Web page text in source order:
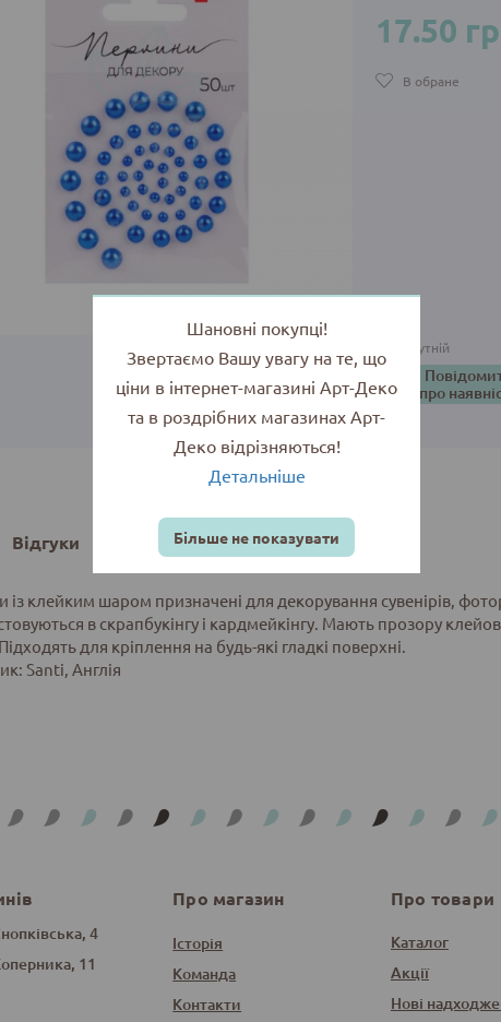
17.50
В обране
Відсутній
про
Відгуки
із клейким шаром призначені для декорування сувенірів,
в скрапбукінгу і кардмейкінгу. Мають прозору
для кріплення на будь-які гладкі поверхні.
Santi, Англія
4
11
Про магазин
Історія
Команда
Контакти
Про товари
Каталог
Акції
Нові
Шановні покупці!
Звертаємо Вашу увагу на те, що
ціни в інтернет-магазині Арт-Деко
та в роздрібних магазинах Арт-
Деко відрізняються!
Детальніше
Більше не показувати